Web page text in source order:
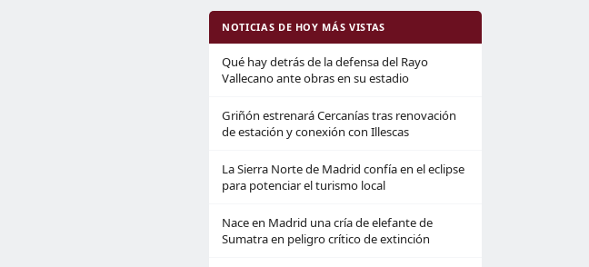
NOTICIAS DE HOY MÁS VISTAS
Qué hay detrás de la defensa del Rayo
Vallecano ante obras en su estadio
Griñón estrenará Cercanías tras renovación
de estación y conexión con Illescas
La Sierra Norte de Madrid confía en el eclipse
para potenciar el turismo local
Nace en Madrid una cría de elefante de
Sumatra en peligro crítico de extinción